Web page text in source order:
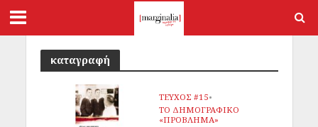
καταγραφή
ΤΕΥΧΟΣ #15•
ΤΟ ΔΗΜΟΓΡΑΦΙΚΟ
«ΠΡΟΒΛΗΜΑ»